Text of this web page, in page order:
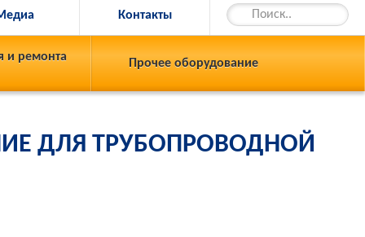
Контакты
и ремонта Прочее оборудование
ДЛЯ ТРУБОПРОВОДНОЙ